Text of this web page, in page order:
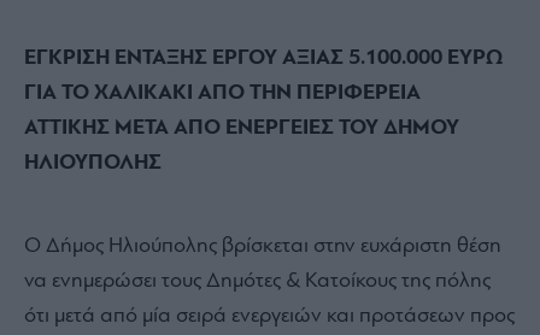
ΕΓΚΡΙΣΗ ΕΝΤΑΞΗΣ ΕΡΓΟΥ ΑΞΙΑΣ 5.100.000 ΕΥΡΩ
ΓΙΑ ΤΟ ΧΑΛΙΚΑΚΙ ΑΠΟ ΤΗΝ ΠΕΡΙΦΕΡΕΙΑ
ΑΤΤΙΚΗΣ ΜΕΤΑ ΑΠΟ ΕΝΕΡΓΕΙΕΣ ΤΟΥ ΔΗΜΟΥ
ΗΛΙΟΥΠΟΛΗΣ
Ο Δήμος Ηλιούπολης βρίσκεται στην ευχάριστη θέση
να ενημερώσει τους Δημότες & Κατοίκους της πόλης
ότι μετά από μία σειρά ενεργειών και προτάσεων προς